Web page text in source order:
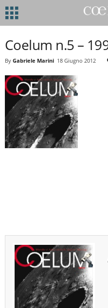
Coelum n.5 –
By Gabriele Marini 18 Giugno 2012